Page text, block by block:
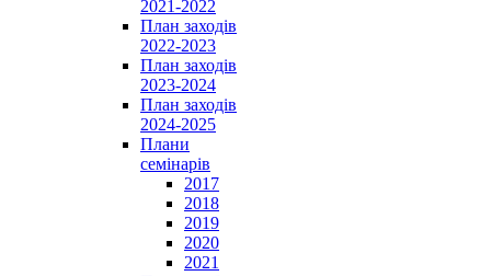
2021-2022
План заходів
2022-2023
План заходів
2023-2024
План заходів
2024-2025
Плани
семінарів
2017
2018
2019
2020
2021